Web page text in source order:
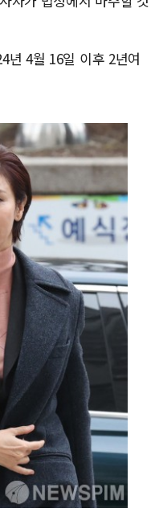
년 4월 16일 이후 2년여